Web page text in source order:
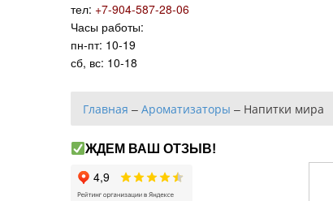
тел: +7-904-587-28-06
Часы работы:
пн-пт: 10-19
сб, вс: 10-18
Главная – Ароматизаторы – Напитки мира
ЖДЕМ ВАШ ОТЗЫВ!